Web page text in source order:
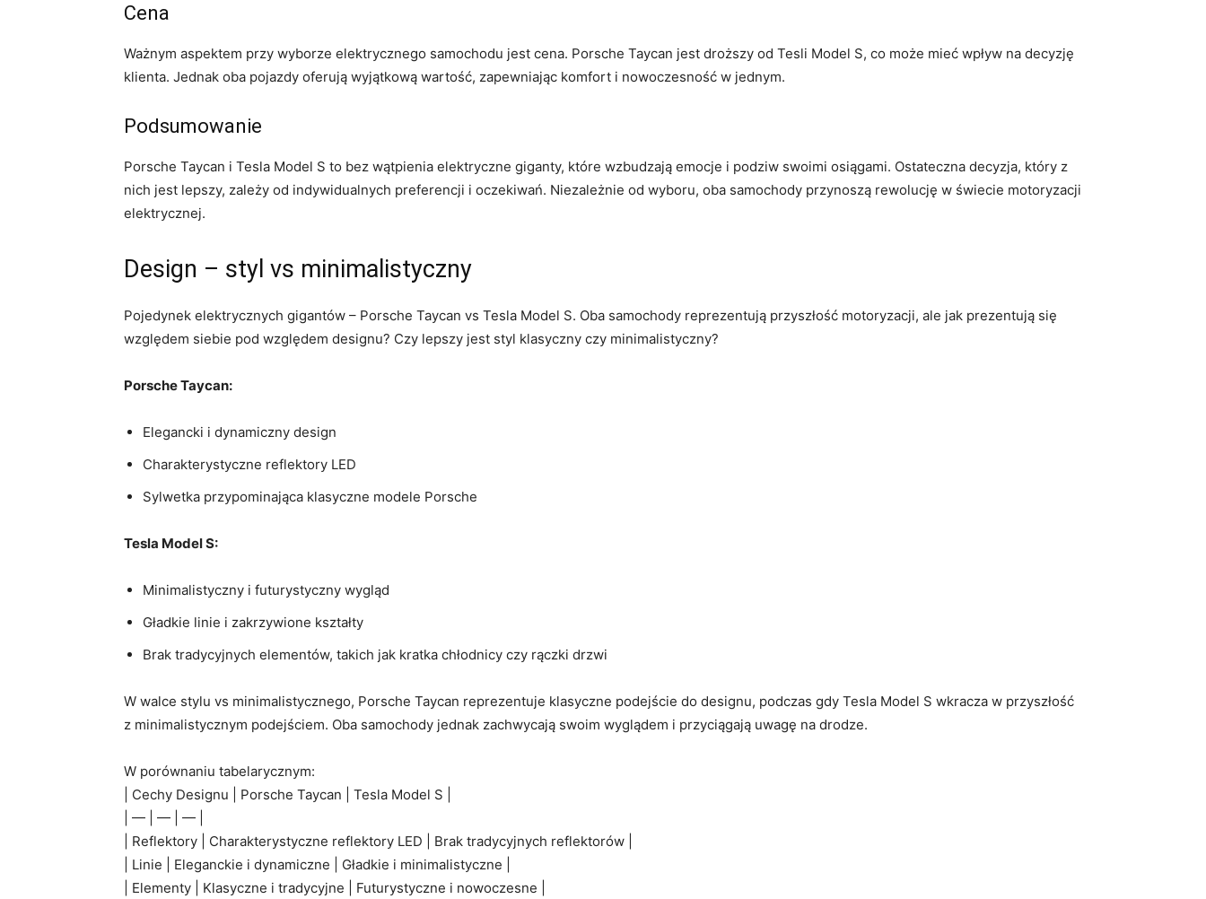
Cena
Ważnym aspektem ‍przy wyborze elektrycznego samochodu​ jest cena. Porsche Taycan jest droższy od Tesli‍ Model S, co może mieć wpływ na decyzję
klienta. Jednak oba pojazdy oferują ⁣wyjątkową ‍wartość, zapewniając komfort i nowoczesność w jednym.
Podsumowanie
Porsche Taycan i Tesla Model S to bez wątpienia elektryczne giganty, które wzbudzają‌ emocje i podziw swoimi osiągami. Ostateczna ‌decyzja, który z
nich jest lepszy,‍ zależy od indywidualnych preferencji i oczekiwań. Niezależnie od wyboru, oba samochody przynoszą rewolucję w świecie motoryzacji
elektrycznej.
Design – styl vs minimalistyczny
Pojedynek elektrycznych gigantów – Porsche Taycan vs Tesla Model S. Oba samochody ​reprezentują przyszłość motoryzacji, ale⁣ jak ​prezentują się
względem siebie pod względem designu? Czy lepszy jest styl klasyczny czy⁤ minimalistyczny?
Porsche Taycan:
Elegancki i dynamiczny design
Charakterystyczne reflektory LED
Sylwetka przypominająca klasyczne modele Porsche
Tesla Model S:
Minimalistyczny i futurystyczny wygląd
Gładkie linie‍ i zakrzywione kształty
Brak tradycyjnych elementów, takich jak kratka‍ chłodnicy czy rączki drzwi
W⁢ walce⁤ stylu vs minimalistycznego, Porsche Taycan reprezentuje klasyczne‍ podejście do designu, podczas gdy Tesla Model S wkracza w przyszłość
z minimalistycznym podejściem. Oba samochody⁤ jednak zachwycają ⁣swoim wyglądem ​i‌ przyciągają uwagę na drodze.
W porównaniu tabelarycznym:
| Cechy Designu⁢ | ‌Porsche Taycan | Tesla Model S |
| — |​ — |⁣ — ⁤|
| Reflektory | Charakterystyczne reflektory LED | Brak tradycyjnych reflektorów |
| Linie | Eleganckie⁣ i dynamiczne⁤ | Gładkie i minimalistyczne |
| Elementy | Klasyczne⁣ i tradycyjne | Futurystyczne i nowoczesne |